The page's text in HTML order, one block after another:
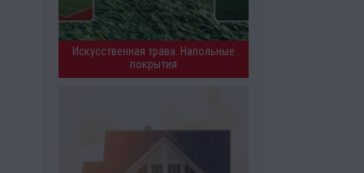
Искусственная трава. Напольные
покрытия